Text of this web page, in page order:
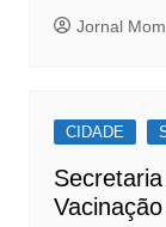
Jornal
CIDADE
Secretaria
Vacinação